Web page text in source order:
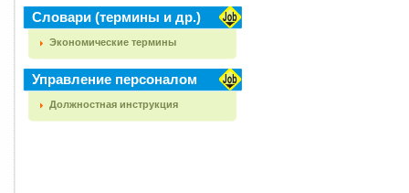
Словари (термины и др.)
Экономические термины
Управление персоналом
Должностная инструкция